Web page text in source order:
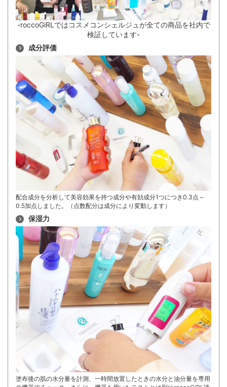
-roccoGiRLではコスメコンシェルジュが全ての商品を社内で
検証しています-
成分評価
配合成分を分析して美容効果を持つ成分や有効成分1つにつき0.3点～
0.5加点しました。（点数配分は成分により変動します）
保湿力
塗布後の肌の水分量を計測、一時間放置したときの水分と油分量を専用